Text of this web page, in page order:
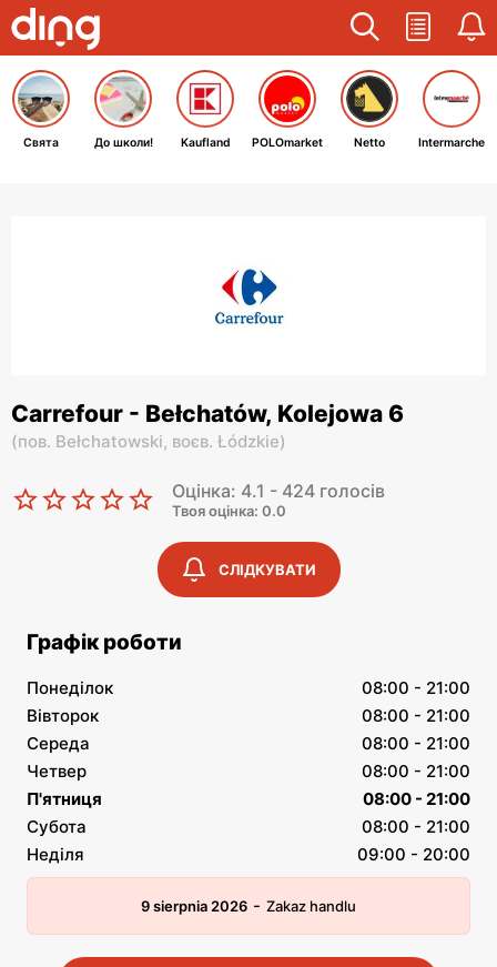
Свята До школи! Kaufland POLOmarket Netto Intermarche
Carrefour - Bełchatów, Kolejowa 6
(пов. Bełchatowski, воєв. Łódzkie)
Оцінка: 4.1 - 424 голосів
Твоя оцінка: 0.0
СЛІДКУВАТИ
Графік роботи
Понеділок
08:00 - 21:00
Вівторок
08:00 - 21:00
Середа
08:00 - 21:00
Четвер
08:00 - 21:00
П'ятниця
08:00 - 21:00
Субота
08:00 - 21:00
Неділя
09:00 - 20:00
9 sierpnia 2026 - Zakaz handlu